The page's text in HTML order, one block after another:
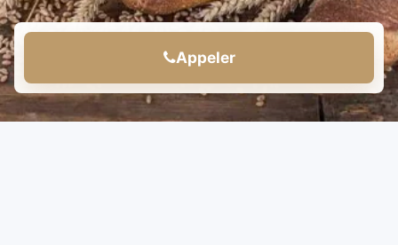
Appeler